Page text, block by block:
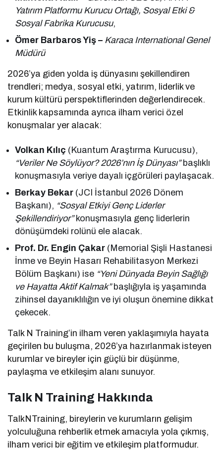
Yatırım Platformu Kurucu Ortağı, Sosyal Etki &
Sosyal Fabrika Kurucusu,
Ömer Barbaros Yiş – Karaca International Genel
Müdürü
2026’ya giden yolda iş dünyasını şekillendiren
trendleri; medya, sosyal etki, yatırım, liderlik ve
kurum kültürü perspektiflerinden değerlendirecek.
Etkinlik kapsamında ayrıca ilham verici özel
konuşmalar yer alacak:
Volkan Kılıç (Kuantum Araştırma Kurucusu),
“Veriler Ne Söylüyor? 2026’nın İş Dünyası” başlıklı
konuşmasıyla veriye dayalı içgörüleri paylaşacak.
Berkay Bekar (JCI İstanbul 2026 Dönem
Başkanı), “Sosyal Etkiyi Genç Liderler
Şekillendiriyor” konuşmasıyla genç liderlerin
dönüşümdeki rolünü ele alacak.
Prof. Dr. Engin Çakar (Memorial Şişli Hastanesi
İnme ve Beyin Hasarı Rehabilitasyon Merkezi
Bölüm Başkanı) ise “Yeni Dünyada Beyin Sağlığı
ve Hayatta Aktif Kalmak” başlığıyla iş yaşamında
zihinsel dayanıklılığın ve iyi oluşun önemine dikkat
çekecek.
Talk N Training’in ilham veren yaklaşımıyla hayata
geçirilen bu buluşma, 2026’ya hazırlanmak isteyen
kurumlar ve bireyler için güçlü bir düşünme,
paylaşma ve etkileşim alanı sunuyor.
Talk N Training Hakkında
TalkNTraining, bireylerin ve kurumların gelişim
yolculuğuna rehberlik etmek amacıyla yola çıkmış,
ilham verici bir eğitim ve etkileşim platformudur.